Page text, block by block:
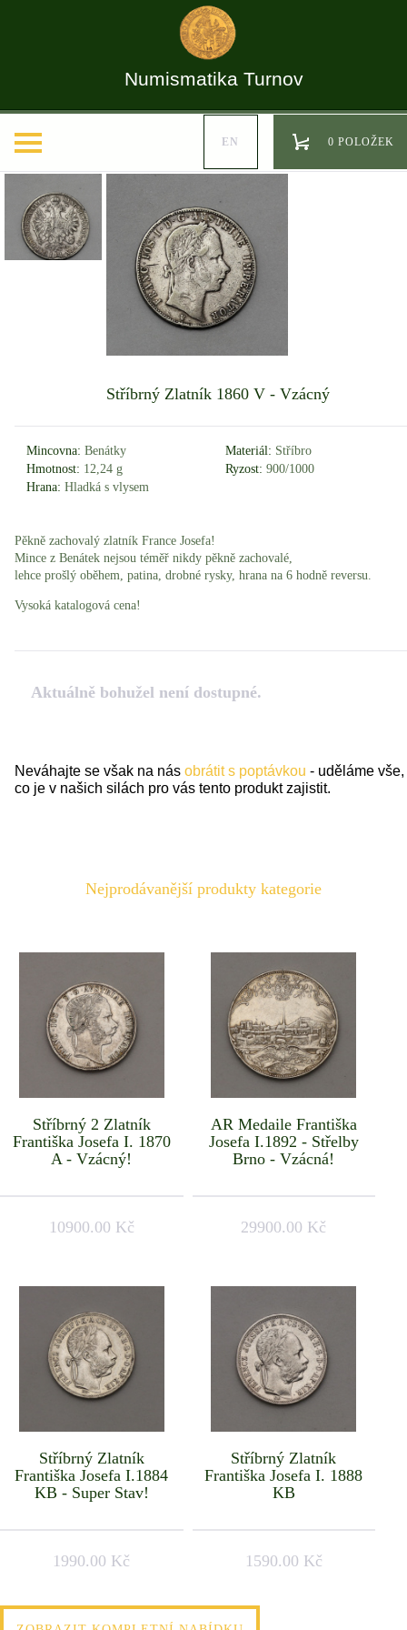
Numismatika Turnov
EN 0 POLOŽEK
Stříbrný Zlatník 1860 V - Vzácný
Mincovna: Benátky Materiál: Stříbro
Hmotnost: 12,24 g Ryzost: 900/1000
Hrana: Hladká s vlysem
Pěkně zachovalý zlatník France Josefa!
Mince z Benátek nejsou téměř nikdy pěkně zachovalé,
lehce prošlý oběhem, patina, drobné rysky, hrana na 6 hodně reversu.
Vysoká katalogová cena!
Aktuálně bohužel není dostupné.
Neváhajte se však na nás obrátit s poptávkou - uděláme vše,
co je v našich silách pro vás tento produkt zajistit.
Nejprodávanější produkty kategorie
Stříbrný 2 Zlatník
Františka Josefa I. 1870
A - Vzácný!
10900.00 Kč
AR Medaile Františka
Josefa I.1892 - Střelby
Brno - Vzácná!
29900.00 Kč
Stříbrný Zlatník
Františka Josefa I.1884
KB - Super Stav!
1990.00 Kč
Stříbrný Zlatník
Františka Josefa I. 1888
KB
1590.00 Kč